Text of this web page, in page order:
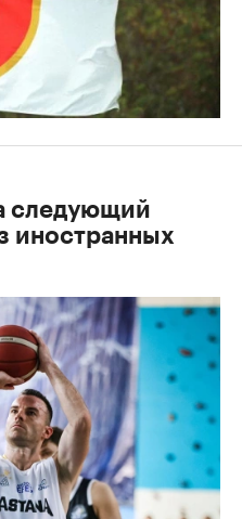
следующий
иностранных